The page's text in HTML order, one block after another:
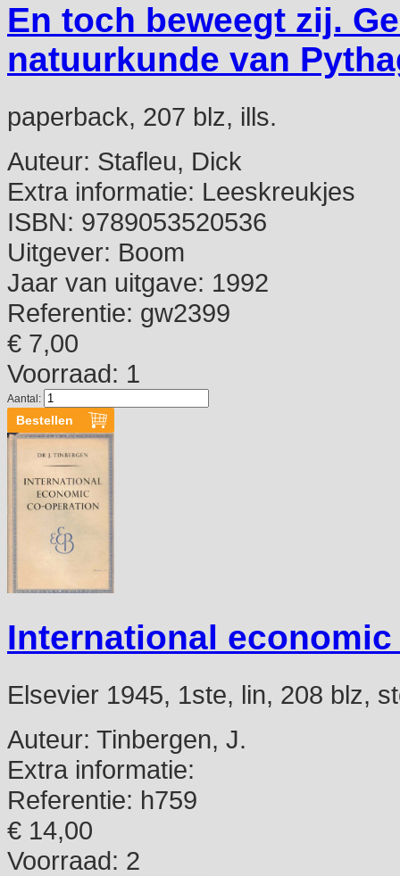
En toch beweegt zij.
natuurkunde van
paperback, 207 blz, ills.
Auteur: Stafleu, Dick
Extra informatie: Leeskreukjes
ISBN: 9789053520536
Uitgever: Boom
Jaar van uitgave: 1992
Referentie: gw2399
€ 7,00
Voorraad: 1
Aantal:
International
Elsevier 1945, 1ste, lin, 208 blz,
Auteur: Tinbergen, J.
Extra informatie:
Referentie: h759
€ 14,00
Voorraad: 2